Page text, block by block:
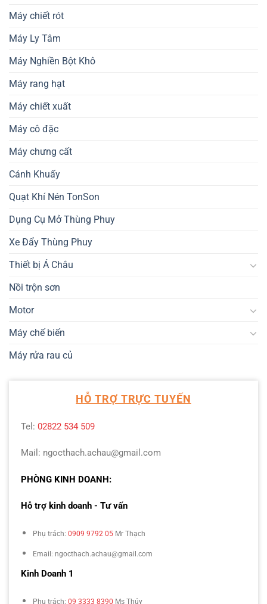
Máy chiết rót
Máy Ly Tâm
Máy Nghiền Bột Khô
Máy rang hạt
Máy chiết xuất
Máy cô đặc
Máy chưng cất
Cánh Khuấy
Quạt Khí Nén TonSon
Dụng Cụ Mở Thùng Phuy
Xe Đẩy Thùng Phuy
Thiết bị Á Châu
Nồi trộn sơn
Motor
Máy chế biến
Máy rửa rau củ
HỖ TRỢ TRỰC TUYẾN
Tel: 02822 534 509
Mail: ngocthach.achau@gmail.com
PHÒNG KINH DOANH:
Hỗ trợ kinh doanh - Tư vấn
Phụ trách: 0909 9792 05 Mr Thạch
Email: ngocthach.achau@gmail.com
Kinh Doanh 1
Phụ trách: 09 3333 8390 Ms Thúy